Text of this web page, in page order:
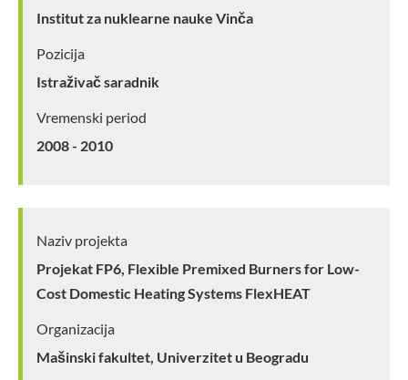
Institut za nuklearne nauke Vinča
Pozicija
Istraživač saradnik
Vremenski period
2008 - 2010
Naziv projekta
Projekat FP6, Flexible Premixed Burners for Low-
Cost Domestic Heating Systems FlexHEAT
Organizacija
Mašinski fakultet, Univerzitet u Beogradu